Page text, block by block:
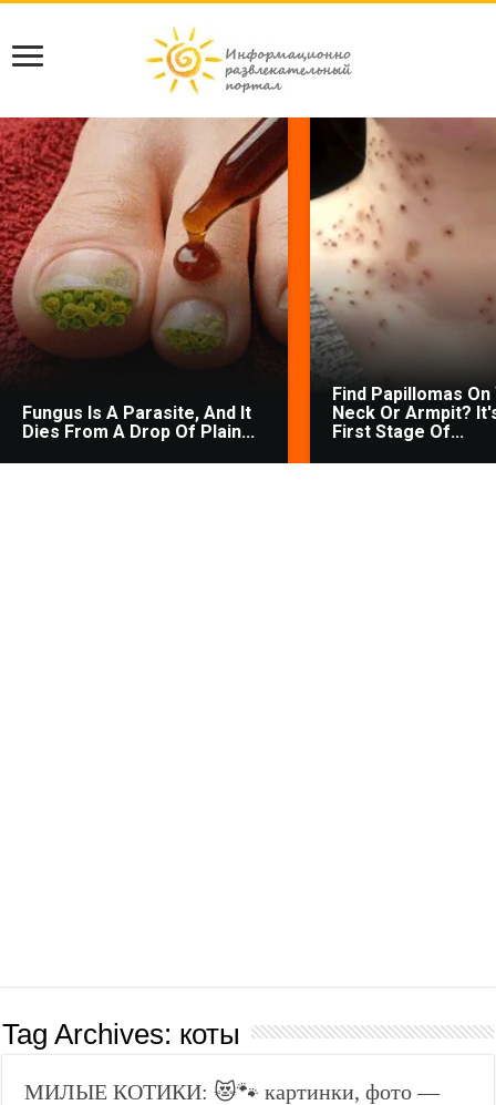
Fungus Is A Parasite, And It
Dies From A Drop Of Plain...
Find Papillomas On
Neck Or Armpit?
First Stage Of...
Tag Archives: коты
МИЛЫЕ КОТИКИ: 😻🐾 картинки, фото —